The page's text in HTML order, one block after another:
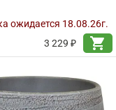
ожидается 18.08.26г.
3 229 ₽
shopping_cart